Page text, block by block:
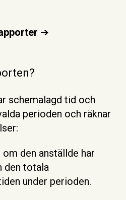
➔
schemalagd tid och
perioden och räknar
om den anställde har
den totala
under perioden.